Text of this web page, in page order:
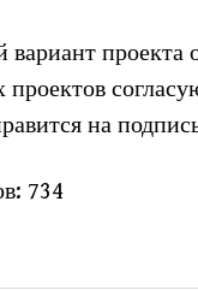
вариант
проектов
на
734